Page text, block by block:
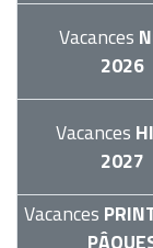
Vacances
2026
Vacances
2027
Vacances